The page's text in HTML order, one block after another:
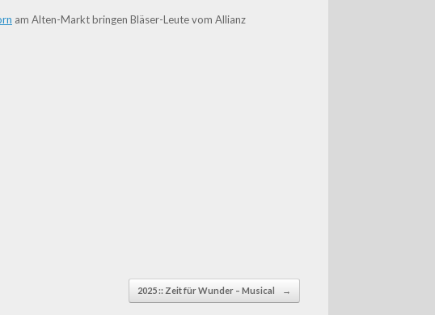
am Alten-Markt bringen Bläser-Leute vom Allianz
2025 :: Zeit für Wunder – Musical →